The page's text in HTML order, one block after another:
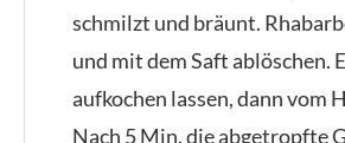
schmilzt und bräunt.
und mit dem Saft ablöschen.
aufkochen lassen, dann vom
Nach 5 Min. die abgetropfte